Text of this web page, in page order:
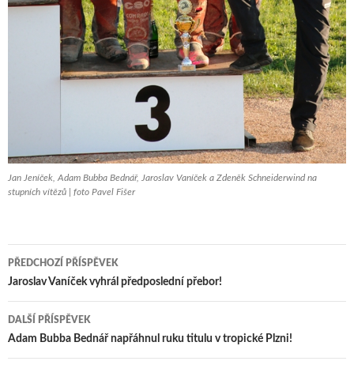
Jan Jeníček, Adam Bubba Bednář, Jaroslav Vaníček a Zdeněk Schneiderwind na
stupních vítězů | foto Pavel Fišer
Navigace
pro
příspěvek
PŘEDCHOZÍ PŘÍSPĚVEK
Jaroslav Vaníček vyhrál předposlední přebor!
DALŠÍ PŘÍSPĚVEK
Adam Bubba Bednář napřáhnul ruku titulu v tropické Plzni!